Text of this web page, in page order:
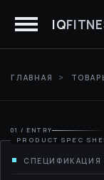
IQ
ГЛАВНАЯ
01 / ENTRY